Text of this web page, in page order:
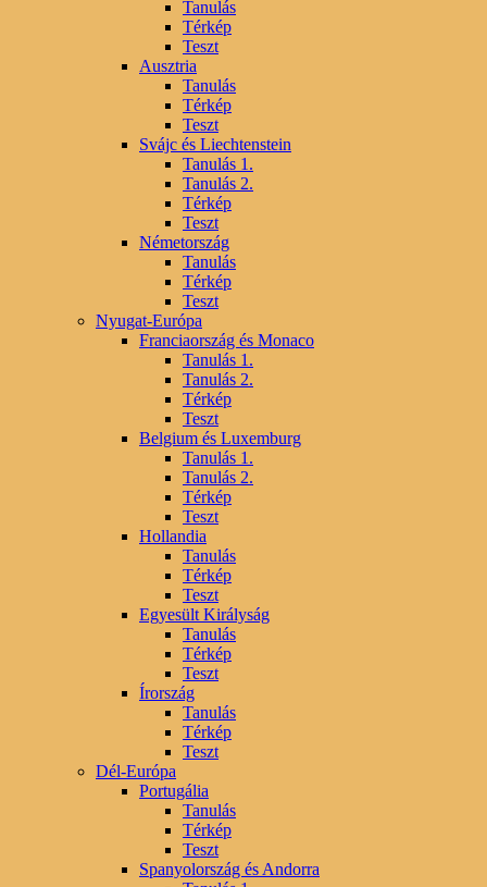
Tanulás
Térkép
Teszt
Ausztria
Tanulás
Térkép
Teszt
Svájc és Liechtenstein
Tanulás 1.
Tanulás 2.
Térkép
Teszt
Németország
Tanulás
Térkép
Teszt
Nyugat-Európa
Franciaország és Monaco
Tanulás 1.
Tanulás 2.
Térkép
Teszt
Belgium és Luxemburg
Tanulás 1.
Tanulás 2.
Térkép
Teszt
Hollandia
Tanulás
Térkép
Teszt
Egyesült Királyság
Tanulás
Térkép
Teszt
Írország
Tanulás
Térkép
Teszt
Dél-Európa
Portugália
Tanulás
Térkép
Teszt
Spanyolország és Andorra